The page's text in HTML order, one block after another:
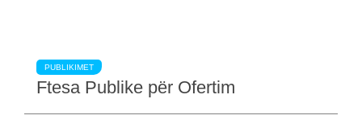
PUBLIKIMET
Ftesa Publike për Ofertim